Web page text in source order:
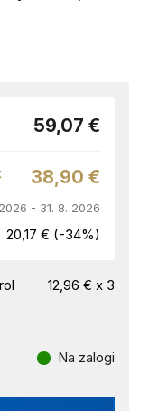
59,07 €
38,90 €
- 31. 8. 2026
20,17 € (-34%)
12,96 € x 3
Na zalogi